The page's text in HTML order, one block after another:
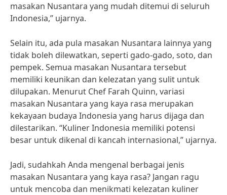
masakan Nusantara yang mudah ditemui di seluruh
Indonesia,” ujarnya.
Selain itu, ada pula masakan Nusantara lainnya yang
tidak boleh dilewatkan, seperti gado-gado, soto, dan
pempek. Semua masakan Nusantara tersebut
memiliki keunikan dan kelezatan yang sulit untuk
dilupakan. Menurut Chef Farah Quinn, variasi
masakan Nusantara yang kaya rasa merupakan
kekayaan budaya Indonesia yang harus dijaga dan
dilestarikan. “Kuliner Indonesia memiliki potensi
besar untuk dikenal di kancah internasional,” ujarnya.
Jadi, sudahkah Anda mengenal berbagai jenis
masakan Nusantara yang kaya rasa? Jangan ragu
untuk mencoba dan menikmati kelezatan kuliner